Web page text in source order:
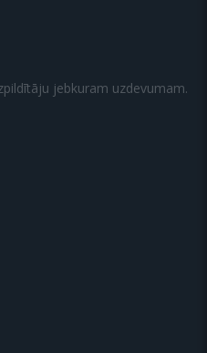
jebkuram uzdevumam.